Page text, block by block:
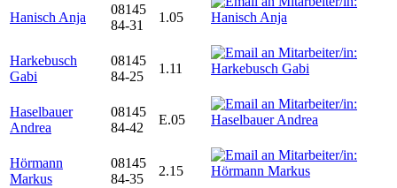
Hanisch Anja
08145
84-31
1.05
Harkebusch
Gabi
08145
84-25
1.11
Haselbauer
Andrea
08145
84-42
E.05
Hörmann
Markus
08145
84-35
2.15